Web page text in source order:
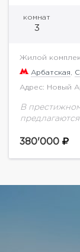
комнат
3
Жилой
Арбатская
Адрес: Новый
В
Мучеников.
380'000